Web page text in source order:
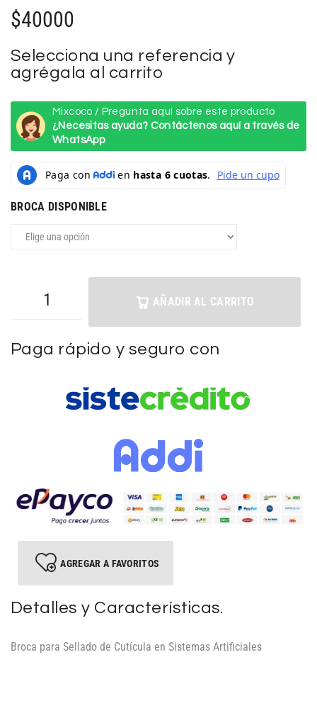
$40000
Selecciona una referencia y
agrégala al carrito
Mixcoco / Pregunta aquí sobre este producto
¿Necesitas ayuda? Contáctenos aquí a través de
WhatsApp
BROCA DISPONIBLE
AÑADIR AL CARRITO
Paga rápido y seguro con
AGREGAR A FAVORITOS
Detalles y Características.
Broca para Sellado de Cutícula en Sistemas Artificiales